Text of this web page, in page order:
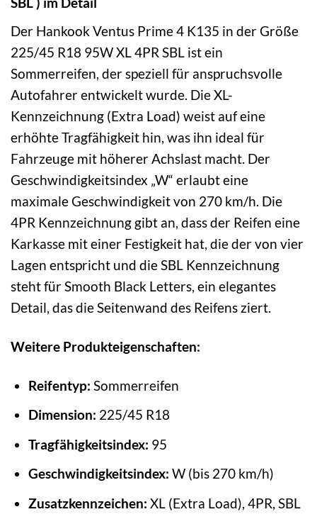
Der Hankook Ventus Prime 4 K135 in der Größe
225/45 R18 95W XL 4PR SBL ist ein
Sommerreifen, der speziell für anspruchsvolle
Autofahrer entwickelt wurde. Die XL-
Kennzeichnung (Extra Load) weist auf eine
erhöhte Tragfähigkeit hin, was ihn ideal für
Fahrzeuge mit höherer Achslast macht. Der
Geschwindigkeitsindex „W“ erlaubt eine
maximale Geschwindigkeit von 270 km/h. Die
4PR Kennzeichnung gibt an, dass der Reifen eine
Karkasse mit einer Festigkeit hat, die der von vier
Lagen entspricht und die SBL Kennzeichnung
steht für Smooth Black Letters, ein elegantes
Detail, das die Seitenwand des Reifens ziert.
Weitere Produkteigenschaften:
Reifentyp: Sommerreifen
Dimension: 225/45 R18
Tragfähigkeitsindex: 95
Geschwindigkeitsindex: W (bis 270 km/h)
Zusatzkennzeichen: XL (Extra Load), 4PR, SBL